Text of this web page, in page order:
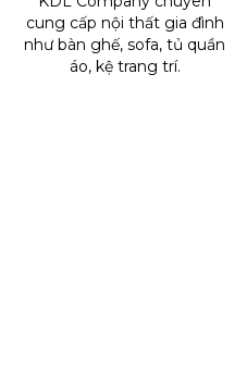
cung cấp nội thất gia đình
như bàn ghế, sofa, tủ quần
áo, kệ trang trí.